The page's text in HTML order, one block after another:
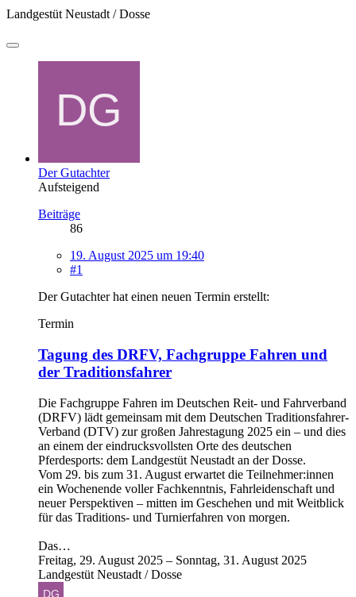
Landgestüt Neustadt / Dosse
Der Gutachter
Aufsteigend
Beiträge
86
19. August 2025 um 19:40
#1
Der Gutachter hat einen neuen Termin erstellt:
Termin
Tagung des DRFV, Fachgruppe Fahren und
der Traditionsfahrer
Die Fachgruppe Fahren im Deutschen Reit- und Fahrverband
(DRFV) lädt gemeinsam mit dem Deutschen Traditionsfahrer-
Verband (DTV) zur großen Jahrestagung 2025 ein – und dies
an einem der eindrucksvollsten Orte des deutschen
Pferdesports: dem Landgestüt Neustadt an der Dosse.
Vom 29. bis zum 31. August erwartet die Teilnehmer:innen
ein Wochenende voller Fachkenntnis, Fahrleidenschaft und
neuer Perspektiven – mitten im Geschehen und mit Weitblick
für das Traditions- und Turnierfahren von morgen.
Das…
Freitag, 29. August 2025 – Sonntag, 31. August 2025
Landgestüt Neustadt / Dosse